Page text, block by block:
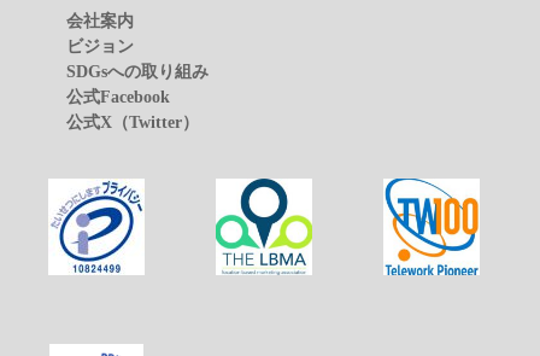
会社案内
ビジョン
SDGsへの取り組み
公式Facebook
公式X（Twitter）